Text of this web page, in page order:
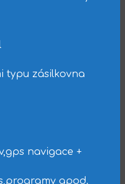
typu zásilkovna
navigace +
apod.